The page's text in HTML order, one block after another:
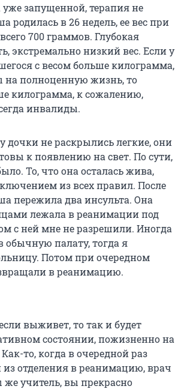
запущенной, терапия не
родилась в 26 недель, ее вес при
700 граммов. Глубокая
экстремально низкий вес. Если у
с весом больше килограмма,
на полноценную жизнь, то
килограмма, к сожалению,
инвалиды.
дочки не раскрылись легкие, они
к появлению на свет. По сути,
То, что она осталась жива,
из всех правил. После
пережила два инсульта. Она
лежала в реанимации под
с ней мне не разрешили. Иногда
обычную палату, тогда я
Потом при очередном
в реанимацию.
выживет, то так и будет
состоянии, пожизненно на
то, когда в очередной раз
отделения в реанимацию, врач
же учитель, вы прекрасно